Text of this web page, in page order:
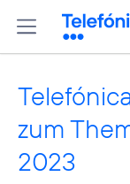
zum
2023